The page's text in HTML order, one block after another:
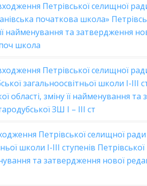
Петрівської селищної
початкова школа»
найменування та затвердження
школа
Петрівської селищної
загальноосвітньої школи І-ІІІ
області, зміну її найменування
ЗШ І – ІІІ ст
Петрівської селищної ради
школи І-ІІІ ступенів
та затвердження нової